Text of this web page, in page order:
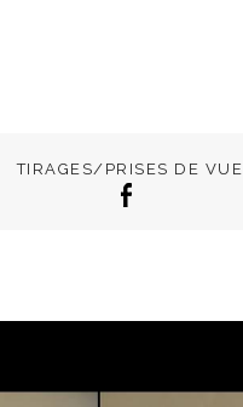
TIRAGES/PRISES DE VUE